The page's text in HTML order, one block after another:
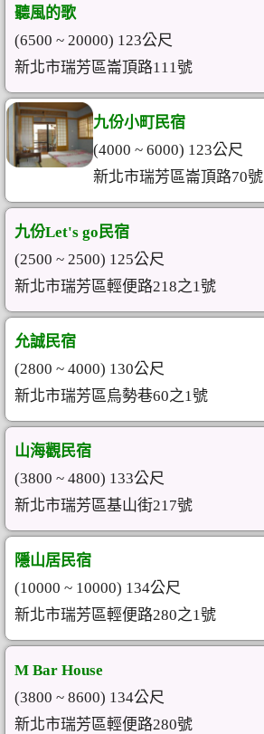
聽風的歌
(6500 ~ 20000) 123公尺
新北市瑞芳區崙頂路111號
九份小町民宿
(4000 ~ 6000) 123公尺
新北市瑞芳區崙頂路70號
九份Let's go民宿
(2500 ~ 2500) 125公尺
新北市瑞芳區輕便路218之1號
允誠民宿
(2800 ~ 4000) 130公尺
新北市瑞芳區烏勢巷60之1號
山海觀民宿
(3800 ~ 4800) 133公尺
新北市瑞芳區基山街217號
隱山居民宿
(10000 ~ 10000) 134公尺
新北市瑞芳區輕便路280之1號
M Bar House
(3800 ~ 8600) 134公尺
新北市瑞芳區輕便路280號